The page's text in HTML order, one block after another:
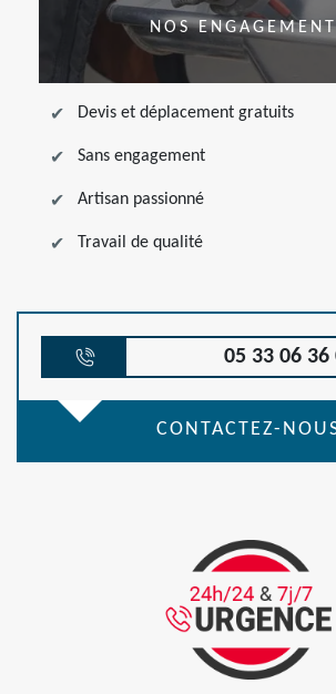
NOS
Devis et déplacement gratuits
Sans engagement
Artisan passionné
Travail de qualité
05 33 06 36
CONTACTEZ-